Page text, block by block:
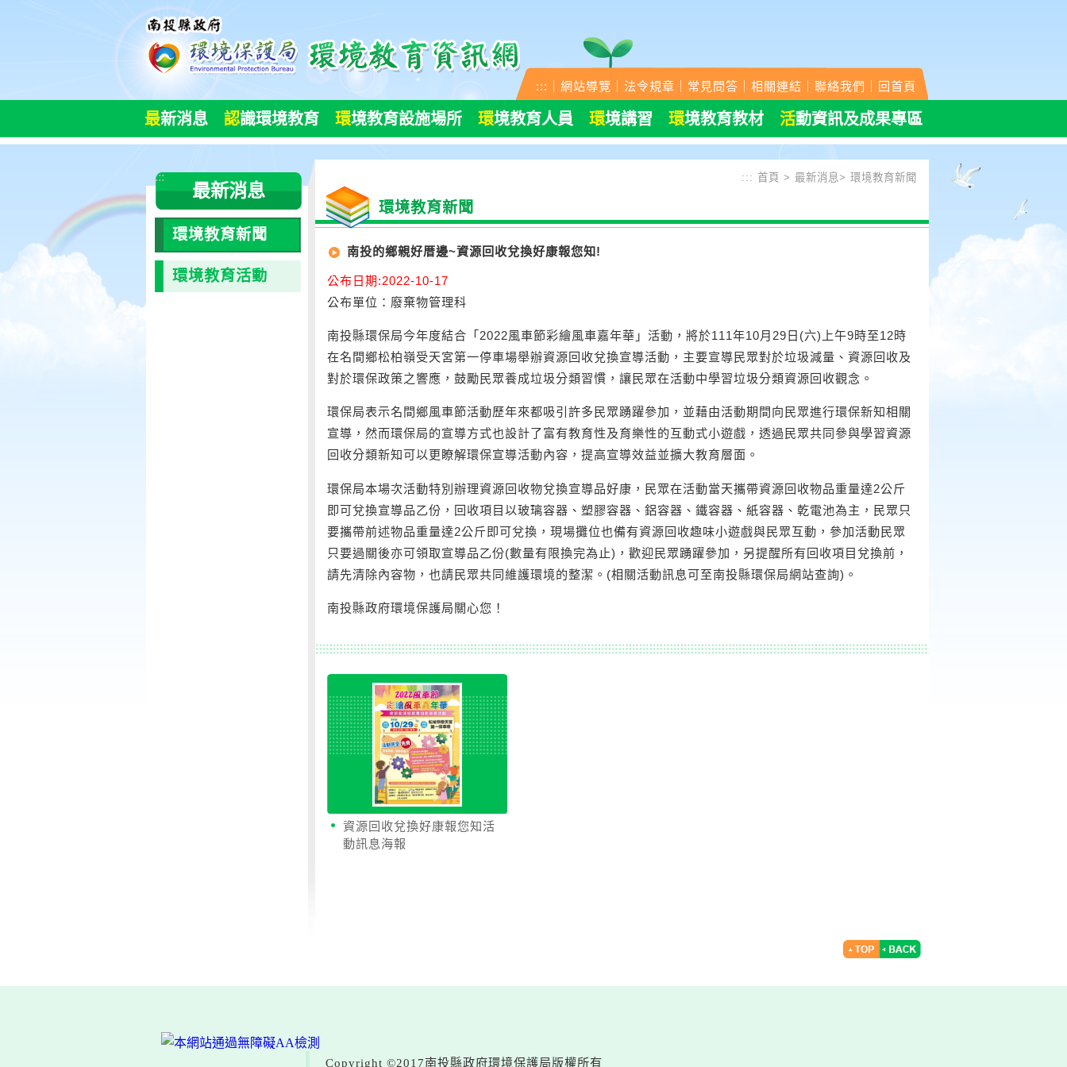
塊
::: 網站導覽 法令規章 常見問答 相關連結 聯絡我們 回首頁
最新消息 認識環境教育 環境教育設施場所 環境教育人員 環境講習 環境教育教材 活動資訊及成果專區
:::
最新消息
環境教育新聞
環境教育活動
::: 首頁 > 最新消息> 環境教育新聞
環境教育新聞
南投的鄉親好厝邊~資源回收兌換好康報您知!
公布日期:2022-10-17
公布單位 ：廢棄物管理科
南投縣環保局今年度結合「2022風車節彩繪風車嘉年華」活動，將於111年10月29日(六)上午9時至12時
在名間鄉松柏嶺受天宮第一停車場舉辦資源回收兌換宣導活動，主要宣導民眾對於垃圾減量、資源回收及
對於環保政策之響應，鼓勵民眾養成垃圾分類習慣，讓民眾在活動中學習垃圾分類資源回收觀念。
環保局表示名間鄉風車節活動歷年來都吸引許多民眾踴躍參加，並藉由活動期間向民眾進行環保新知相關
宣導，然而環保局的宣導方式也設計了富有教育性及育樂性的互動式小遊戲，透過民眾共同參與學習資源
回收分類新知可以更瞭解環保宣導活動內容，提高宣導效益並擴大教育層面。
環保局本場次活動特別辦理資源回收物兌換宣導品好康，民眾在活動當天攜帶資源回收物品重量達2公斤
即可兌換宣導品乙份，回收項目以玻璃容器、塑膠容器、鋁容器、鐵容器、紙容器、乾電池為主，民眾只
要攜帶前述物品重量達2公斤即可兌換，現場攤位也備有資源回收趣味小遊戲與民眾互動，參加活動民眾
只要過關後亦可領取宣導品乙份(數量有限換完為止)，歡迎民眾踴躍參加，另提醒所有回收項目兌換前，
請先清除內容物，也請民眾共同維護環境的整潔。(相關活動訊息可至南投縣環保局網站查詢)。
南投縣政府環境保護局關心您！
資源回收兌換好康報您知活
動訊息海報
Copyright ©2017南投縣政府環境保護局版權所有